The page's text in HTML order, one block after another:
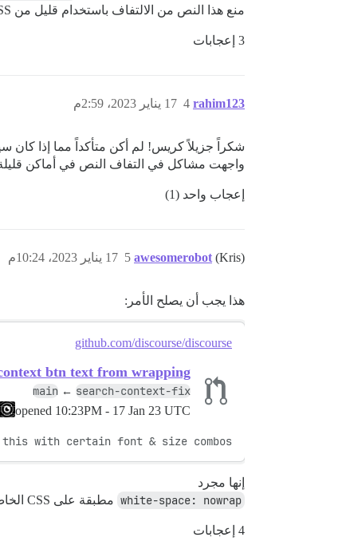
منع هذا النص من الالتفاف باستخدام قليل من CSS.
3 إعجابات
rahim123 17 يناير 2023، 2:59م 4
واجهت مشاكل في التفاف النص في أماكن
إعجاب واحد (1)
awesomerobot (Kris) 17 يناير 2023، 10:24م 5
هذا يجب أن يصلح الأمر:
github.com/discourse/discourse
btn text from wrapping
main ← search-context-fix
opened 10:23PM - 17 Jan 23 UTC
with certain font & size combos
إنها مجرد
white-space: nowrap مطبقة على CSS الخاص بالزر.
4 إعجابات